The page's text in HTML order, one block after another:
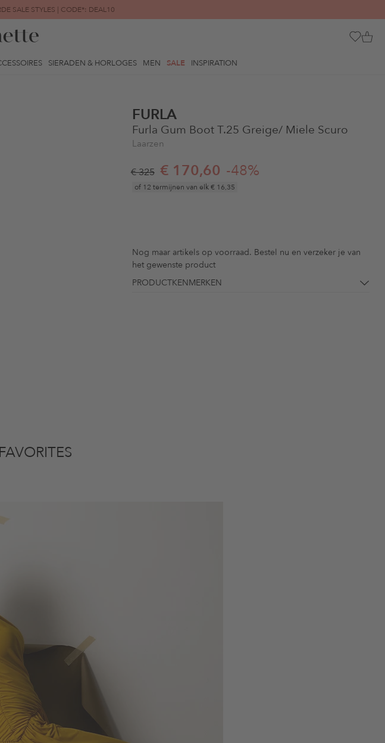
SALE STYLES | CODE*: DEAL10
SIERADEN & HORLOGES MEN SALE INSPIRATION
FURLA
Furla Gum Boot T.25 Greige/ Miele Scuro
Laarzen
€ 325 € 170,60 -48%
of 12 termijnen van elk€ 16,35
Nog maar artikels op voorraad. Bestel nu en verzeker je van
het gewenste product
PRODUCTKENMERKEN